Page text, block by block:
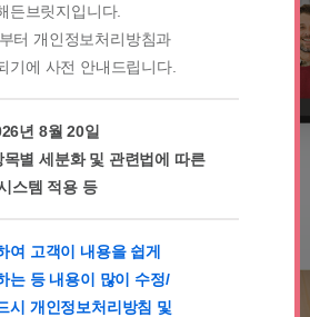
요금제 및 가격
든브릿지입니다.
부터 개인정보처리방침과
기에 사전 안내드립니다.
년 8월 20일
별 세분화 및 관련법에 따른
스템 적용 등
여 고객이 내용을 쉽게
는 등 내용이 많이 수정/
시 개인정보처리방침 및